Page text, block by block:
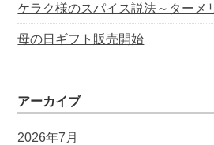
ケラク様のスパイス説法～ターメ
母の日ギフト販売開始
アーカイブ
2026年7月